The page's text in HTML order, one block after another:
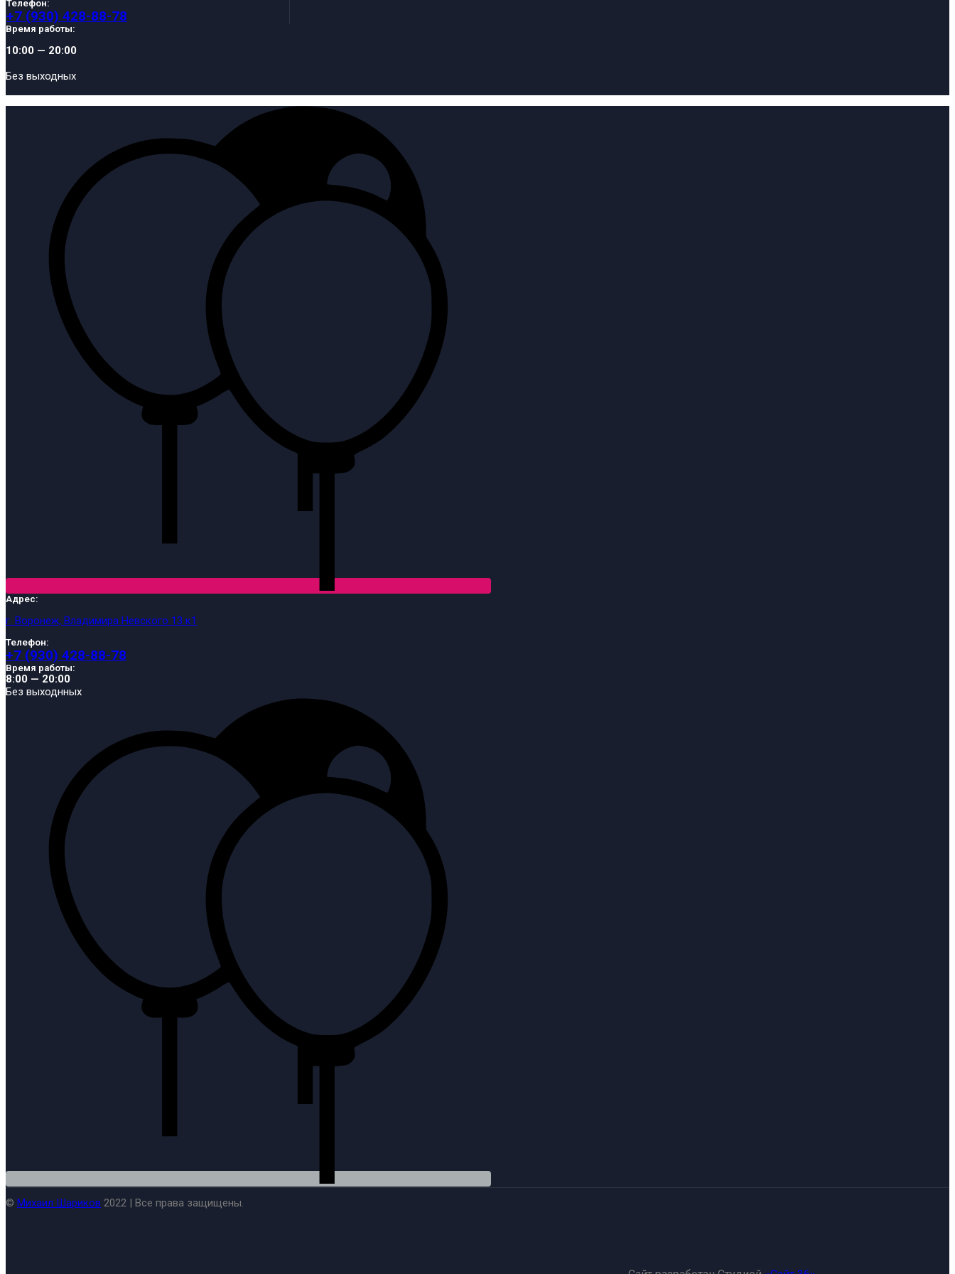
Телефон:
+7 (930) 428-88-78
Время работы:
10:00 — 20:00
Без выходных
Адрес:
г. Воронеж, Владимира Невского 13 к1
Телефон:
+7 (930) 428-88-78
Время работы:
8:00 — 20:00
Без выходнных
© Михаил Шариков 2022 | Все права защищены.